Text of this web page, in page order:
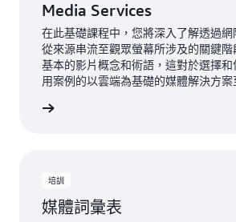
Media Services
在此基礎課程中，您將深入了解透過
從來源串流至觀眾螢幕所涉及的關鍵
基本的影片概念和術語，這對於選擇
用案例的以雲端為基礎的媒體解決方案
培訓
媒體詞彙表